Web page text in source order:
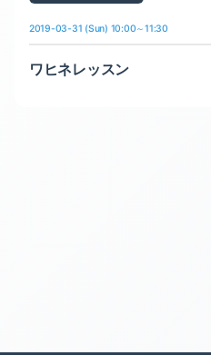
2019-03-31 (Sun) 10:00～11:30
ワヒネレッスン